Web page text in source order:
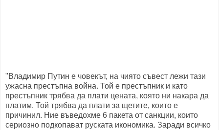
"Владимир Путин е човекът, на чиято съвест лежи тази
ужасна престъпна война. Той е престъпник и като
престъпник трябва да плати цената, която ни накара да
платим. Той трябва да плати за щетите, които е
причинил. Ние въведохме 6 пакета от санкции, които
сериозно подкопават руската икономика. Заради всичко